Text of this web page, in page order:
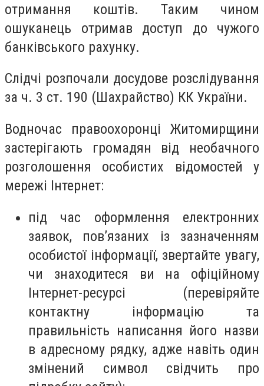
отримання коштів. Таким чином
ошуканець отримав доступ до чужого
банківського рахунку.
Слідчі розпочали досудове розслідування
за ч. 3 ст. 190 (Шахрайство) КК України.
Водночас правоохоронці Житомирщини
застерігають громадян від необачного
розголошення особистих відомостей у
мережі Інтернет:
під час оформлення електронних
заявок, пов’язаних із зазначенням
особистої інформації, звертайте увагу,
чи знаходитеся ви на офіційному
Інтернет-ресурсі (перевіряйте
контактну інформацію та
правильність написання його назви
в адресному рядку, адже навіть один
змінений символ свідчить про